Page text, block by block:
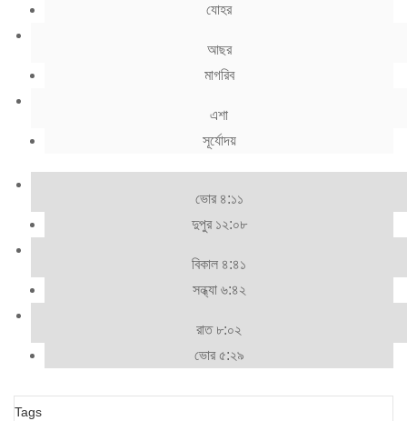
যোহর
আছর
মাগরিব
এশা
সূর্যোদয়
ভোর ৪:১১
দুপুর ১২:০৮
বিকাল ৪:৪১
সন্ধ্যা ৬:৪২
রাত ৮:০২
ভোর ৫:২৯
Tags